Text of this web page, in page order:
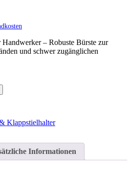
– Robuste Bürste zur
und schwer zugänglichen
Klappstielhalter
Informationen